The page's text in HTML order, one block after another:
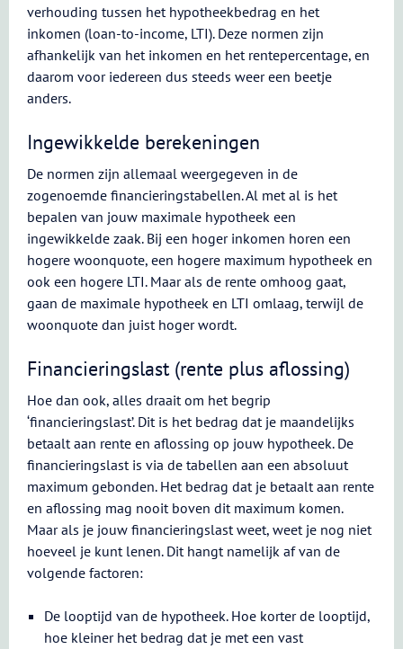
verhouding tussen het hypotheekbedrag en het
inkomen (loan-to-income, LTI). Deze normen zijn
afhankelijk van het inkomen en het rentepercentage, en
daarom voor iedereen dus steeds weer een beetje
anders.
Ingewikkelde berekeningen
De normen zijn allemaal weergegeven in de
zogenoemde financieringstabellen. Al met al is het
bepalen van jouw maximale hypotheek een
ingewikkelde zaak. Bij een hoger inkomen horen een
hogere woonquote, een hogere maximum hypotheek en
ook een hogere LTI. Maar als de rente omhoog gaat,
gaan de maximale hypotheek en LTI omlaag, terwijl de
woonquote dan juist hoger wordt.
Financieringslast (rente plus aflossing)
Hoe dan ook, alles draait om het begrip
‘financieringslast’. Dit is het bedrag dat je maandelijks
betaalt aan rente en aflossing op jouw hypotheek. De
financieringslast is via de tabellen aan een absoluut
maximum gebonden. Het bedrag dat je betaalt aan rente
en aflossing mag nooit boven dit maximum komen.
Maar als je jouw financieringslast weet, weet je nog niet
hoeveel je kunt lenen. Dit hangt namelijk af van de
volgende factoren:
De looptijd van de hypotheek. Hoe korter de looptijd,
hoe kleiner het bedrag dat je met een vast